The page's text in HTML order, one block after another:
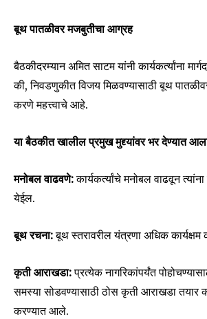
Join our community of
SUBSCRIBERS and be
or click the subscribe button below. Don't
your privacy and won't spam your inbox.
safe with us.
बूथ पातळीवर मजबुतीचा आग्रह
बैठकीदरम्यान अमित साटम यांनी कार्यकर्त्यांना
की, निवडणुकीत विजय मिळवण्यासाठी बूथ
करणे महत्त्वाचे आहे.
या बैठकीत खालील प्रमुख मुद्द्यांवर भर देण्यात
मनोबल वाढवणे:कार्यकर्त्यांचे मनोबल वाढवून
येईल.
बूथ रचना:बूथ स्तरावरील यंत्रणा अधिक कार्यक्षम
कृती आराखडा:प्रत्येक नागरिकांपर्यंत
समस्या सोडवण्यासाठी ठोस कृती आराखडा तयार
करण्यात आले.